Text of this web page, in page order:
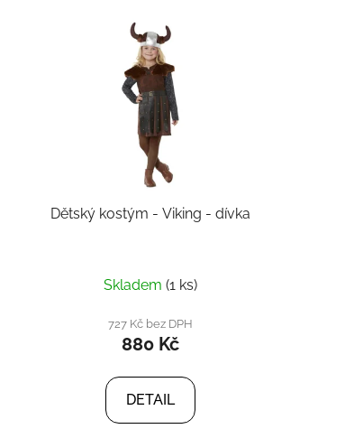
Dětský kostým - Viking - dívka
Skladem (1 ks)
727 Kč bez DPH
880 Kč
DETAIL